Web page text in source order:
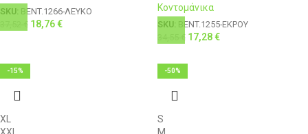
SKU: BENT.1266-ΛΕΥΚΟ
€ 18,76€
Κοντομάνικα
SKU: BENT.1255-ΕΚΡΟΥ
€ 17,28€
-15%
XL
XXL
-50%
S
M